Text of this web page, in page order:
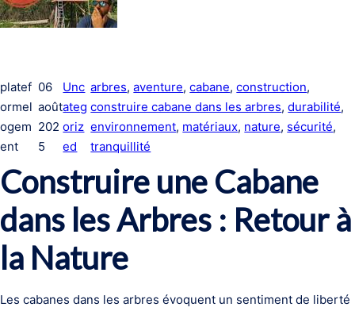
platef
ormel
ogem
ent
06
août
202
5
Unc
ateg
oriz
ed
arbres, aventure, cabane, construction
construire cabane dans les arbres, durabilité
environnement, matériaux, nature, sécurité
tranquillité
Construire une Cabane
dans les Arbres : Retour à
la Nature
Les cabanes dans les arbres évoquent un sentiment de liberté